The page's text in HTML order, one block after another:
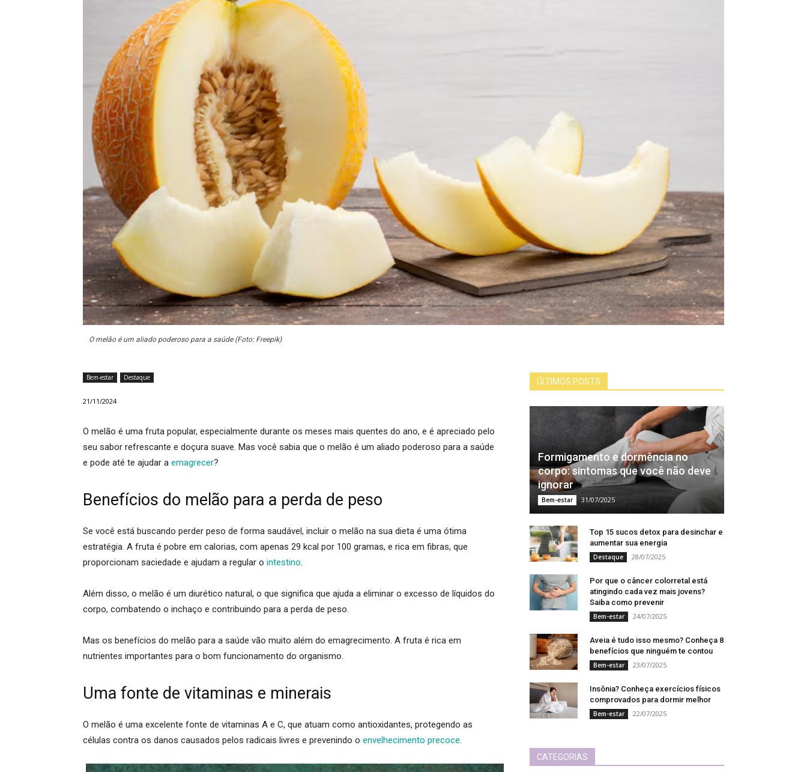
O melão é um aliado poderoso para a saúde (Foto: Freepik)
Bem-estar Destaque
21/11/2024
O melão é uma fruta popular, especialmente durante os meses mais quentes do ano, e é apreciado pelo
seu sabor refrescante e doçura suave. Mas você sabia que o melão é um aliado poderoso para a saúde
e pode até te ajudar a emagrecer?
Benefícios do melão para a perda de peso
Se você está buscando perder peso de forma saudável, incluir o melão na sua dieta é uma ótima
estratégia. A fruta é pobre em calorias, com apenas 29 kcal por 100 gramas, e rica em fibras, que
proporcionam saciedade e ajudam a regular o intestino
Além disso, o melão é um diurético natural, o que significa que ajuda a eliminar o excesso de líquidos do
corpo, combatendo o inchaço e contribuindo para a perda de peso.
Mas os benefícios do melão para a saúde vão muito além do emagrecimento. A fruta é rica em
nutrientes importantes para o bom funcionamento do organismo.
Uma fonte de vitaminas e minerais
O melão é uma excelente fonte de vitaminas A e C, que atuam como antioxidantes, protegendo as
células contra os danos causados pelos radicais livres e prevenindo o envelhecimento precoce.
ÚLTIMOS POSTS
Formigamento e dormência no
corpo: sintomas que você não deve
ignorar
Bem-estar 31/07/2025
Top 15 sucos detox para desinchar e
aumentar sua energia
Destaque 28/07/2025
Por que o câncer colorretal está
atingindo cada vez mais jovens?
Saiba como prevenir
Bem-estar 24/07/2025
Aveia é tudo isso mesmo? Conheça 8
benefícios que ninguém te contou
Bem-estar 23/07/2025
Insônia? Conheça exercícios físicos
comprovados para dormir melhor
Bem-estar 22/07/2025
CATEGORIAS